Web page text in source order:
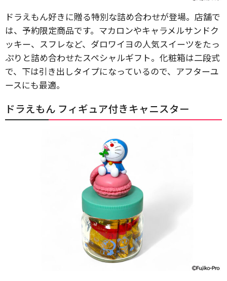
ドラえもん好きに贈る特別な詰め合わせが登場。店舗で
は、予約限定商品です。マカロンやキャラメルサンドク
ッキー、スフレなど、ダロワイヨの人気スイーツをたっ
ぷりと詰め合わせたスペシャルギフト。化粧箱は二段式
で、下は引き出しタイプになっているので、アフターユ
ースにも最適。
ドラえもん フィギュア付きキャニスター